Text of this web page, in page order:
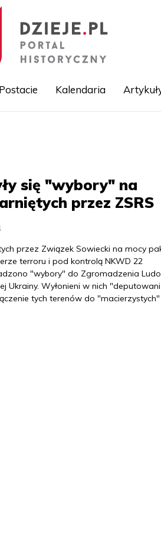
Postacie Kalendaria
się "wybory" na
przez ZSRS
przez Związek Sowiecki na mocy
terroru i pod kontrolą NKWD 22
"wybory" do Zgromadzenia
Ukrainy. Wyłonieni w nich "deputowani
tych terenów do "macierzystych"